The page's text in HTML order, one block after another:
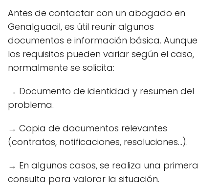
Antes de contactar con un abogado en
Genalguacil, es útil reunir algunos
documentos e información básica. Aunque
los requisitos pueden variar según el caso,
normalmente se solicita:
→ Documento de identidad y resumen del
problema.
→ Copia de documentos relevantes
(contratos, notificaciones, resoluciones...).
→ En algunos casos, se realiza una primera
consulta para valorar la situación.